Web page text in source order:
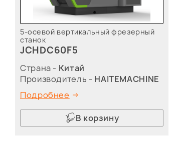
5-осевой вертикальный фрезерный
станок
JCHDC60F5
Страна - Китай
Производитель - HAITEMACHINE
Подробнее
В корзину